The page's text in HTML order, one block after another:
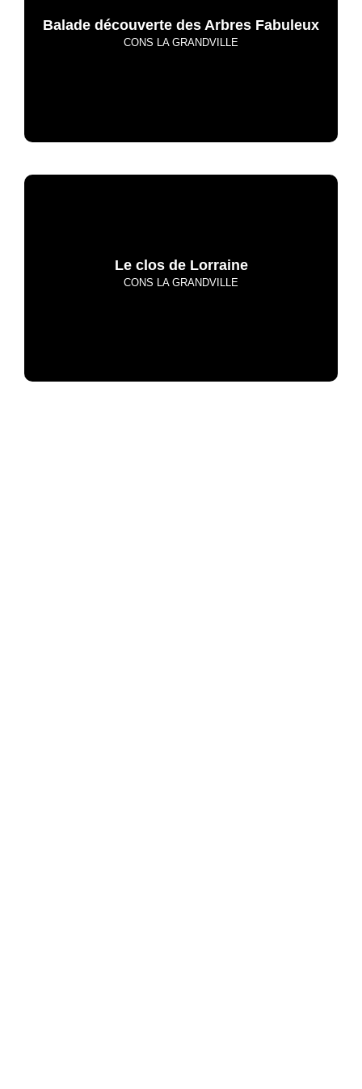
Balade découverte des Arbres Fabuleux
CONS LA GRANDVILLE
Le clos de Lorraine
CONS LA GRANDVILLE